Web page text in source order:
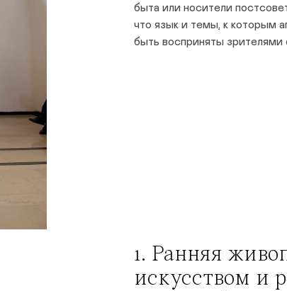
быта или носители
что язык и темы, к которым
быть восприняты
1. Ранняя
искусством и